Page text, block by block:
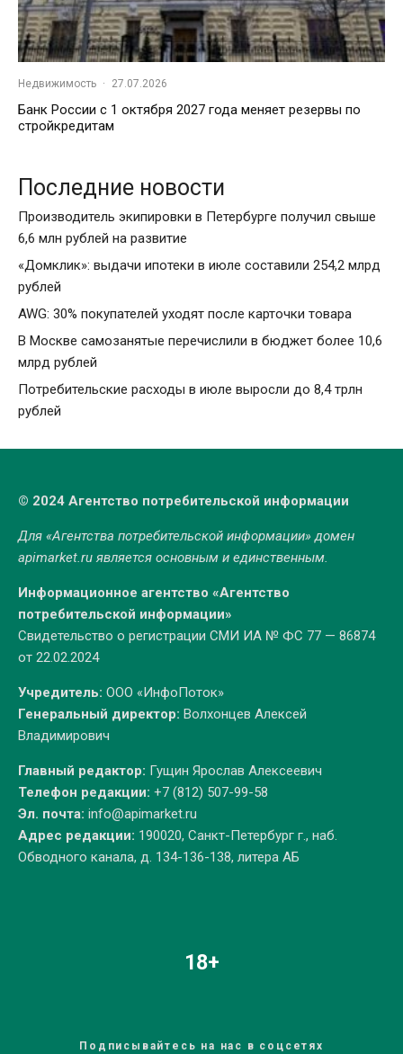
Недвижимость · 27.07.2026
Банк России с 1 октября 2027 года меняет резервы по
стройкредитам
Последние новости
Производитель экипировки в Петербурге получил свыше
6,6 млн рублей на развитие
«Домклик»: выдачи ипотеки в июле составили 254,2 млрд
рублей
AWG: 30% покупателей уходят после карточки товара
В Москве самозанятые перечислили в бюджет более 10,6
млрд рублей
Потребительские расходы в июле выросли до 8,4 трлн
рублей
© 2024 Агентство потребительской информации
Для «Агентства потребительской информации» домен
apimarket.ruявляется основным и единственным.
Информационное агентство «Агентство
потребительской информации»
Свидетельство о регистрации СМИ ИА № ФС 77 — 86874
от 22.02.2024
Учредитель: ООО «ИнфоПоток»
Генеральный директор: Волхонцев Алексей
Владимирович
Главный редактор: Гущин Ярослав Алексеевич
Телефон редакции: +7 (812) 507-99-58
Эл. почта: info@apimarket.ru
Адрес редакции: 190020, Санкт-Петербург г., наб.
Обводного канала, д. 134-136-138, литера АБ
18+
Подписывайтесь на нас в соцсетях